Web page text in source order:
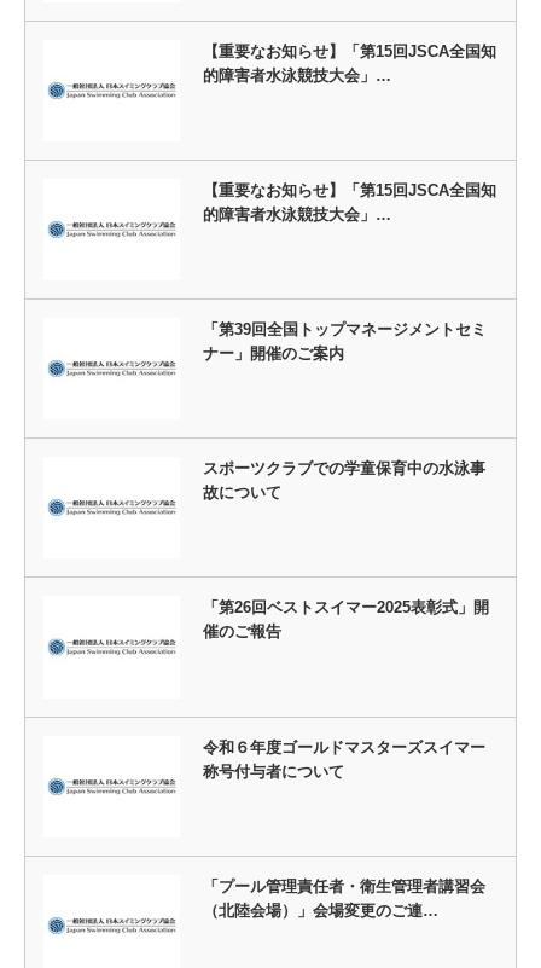
【重要なお知らせ】「第15回JSCA全国知
的障害者水泳競技大会」…
【重要なお知らせ】「第15回JSCA全国知
的障害者水泳競技大会」…
「第39回全国トップマネージメントセミ
ナー」開催のご案内
スポーツクラブでの学童保育中の水泳事
故について
「第26回ベストスイマー2025表彰式」開
催のご報告
令和６年度ゴールドマスターズスイマー
称号付与者について
「プール管理責任者・衛生管理者講習会
（北陸会場）」会場変更のご連…